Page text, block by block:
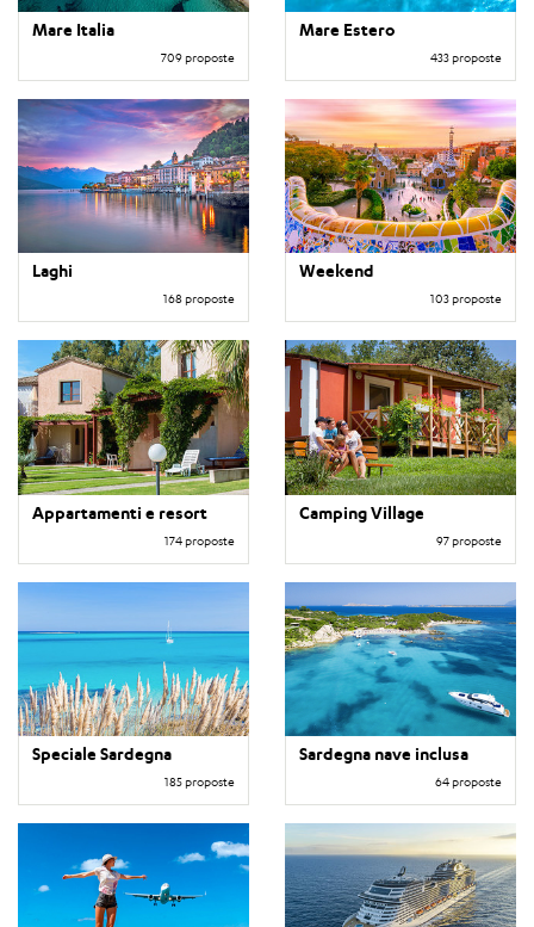
Mare Italia
709 proposte
Mare Estero
433 proposte
Laghi
168 proposte
Weekend
103 proposte
Appartamenti e resort
174 proposte
Camping Village
97 proposte
Speciale Sardegna
185 proposte
Sardegna nave inclusa
64 proposte